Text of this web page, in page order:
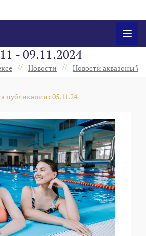
- 09.11.2024
// Новости // Новости аквазоны
публикации: 05.11.24